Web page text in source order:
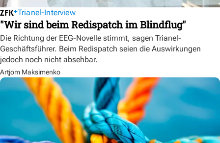
Trianel-Interview
"Wir sind beim Redispatch im Blindflug"
Die Richtung der EEG-Novelle stimmt, sagen Trianel-
Geschäftsführer. Beim Redispatch seien die Auswirkungen
jedoch noch nicht absehbar.
Artjom Maksimenko